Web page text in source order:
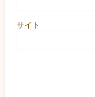
サイト